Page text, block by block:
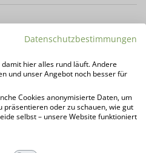
Datenschutzbestimmungen
hier alles rund läuft. Andere
und unser Angebot noch besser für
Cookies anonymisierte Daten, um
oder zu schauen, wie gut
selbst – unsere Website funktioniert